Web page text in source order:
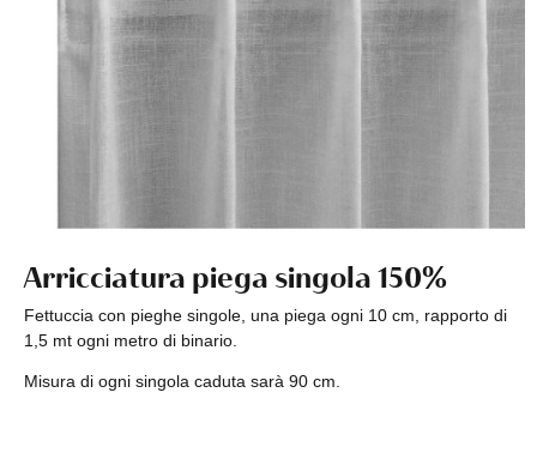
Arricciatura piega singola 150%
Fettuccia con pieghe singole, una piega ogni 10 cm, rapporto di
1,5 mt ogni metro di binario.
Misura di ogni singola caduta sarà 90 cm.